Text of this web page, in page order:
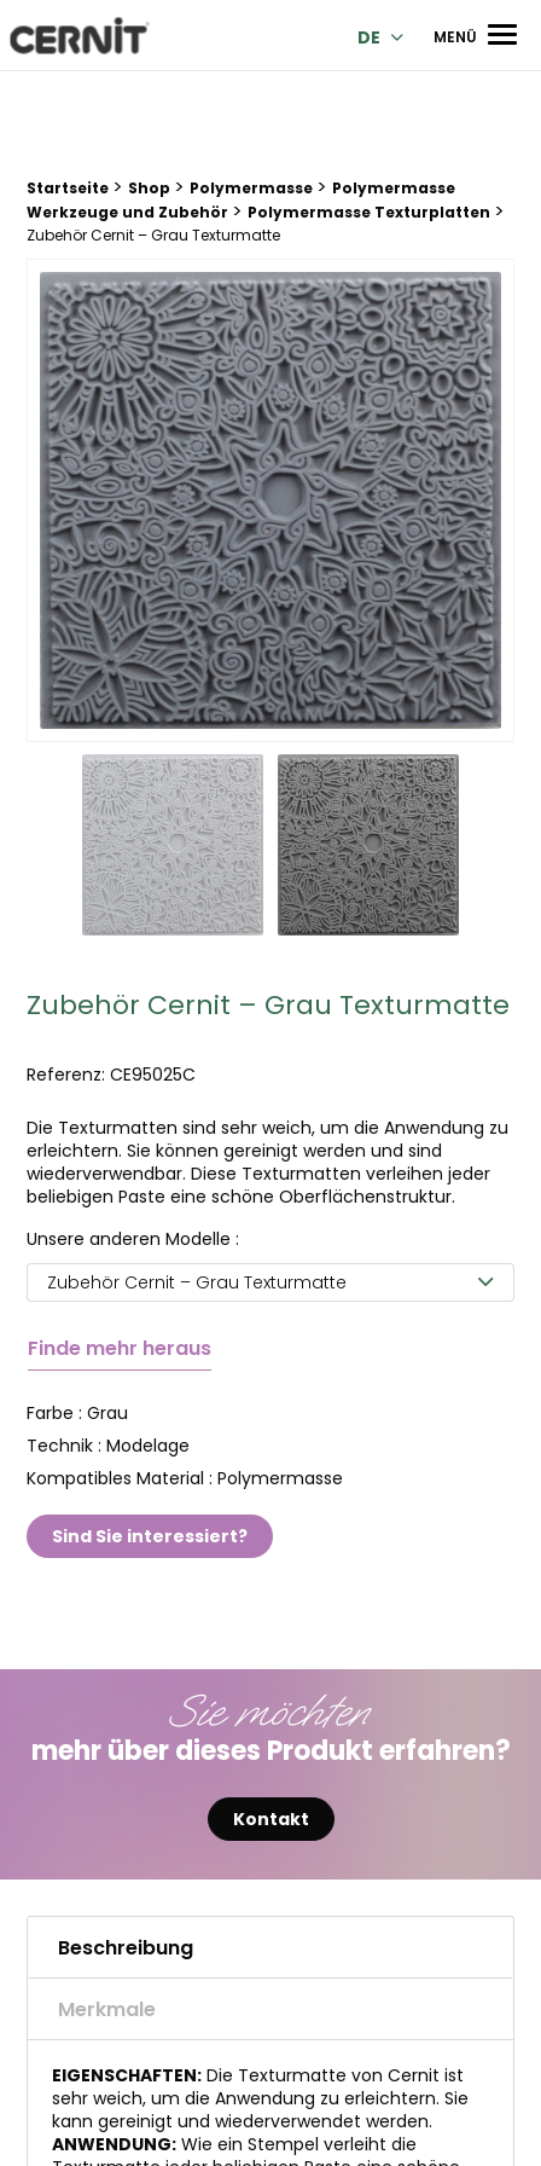
Cernit Une qualité haut de gamme pour des créations
DE MENÜ
Breadcrumb Trail:
Startseite > Shop > Polymermasse > Polymermasse
Werkzeuge und Zubehör > Polymermasse Texturplatten >
Zubehör Cernit – Grau Texturmatte
Zubehör Cernit – Grau Texturmatte
Referenz: CE95025C
Die Texturmatten sind sehr weich, um die Anwendung zu
erleichtern. Sie können gereinigt werden und sind
wiederverwendbar. Diese Texturmatten verleihen jeder
beliebigen Paste eine schöne Oberflächenstruktur.
Unsere anderen Modelle :
Zubehör Cernit – Grau Texturmatte
Finde mehr heraus
Farbe : Grau
Technik : Modelage
Kompatibles Material : Polymermasse
Sind Sie interessiert?
Sie möchten
mehr über dieses Produkt erfahren?
Kontakt
Beschreibung
Merkmale
EIGENSCHAFTEN: Die Texturmatte von Cernit ist
sehr weich, um die Anwendung zu erleichtern. Sie
kann gereinigt und wiederverwendet werden.
ANWENDUNG: Wie ein Stempel verleiht die